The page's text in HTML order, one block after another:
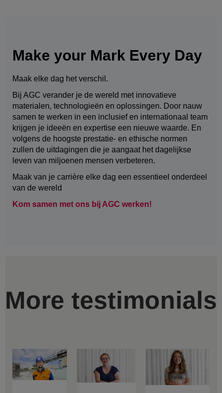
Make your Mark Every Day
Maak elke dag het verschil.
Bij AGC verander je de wereld met innovatieve
materialen, technologieën en oplossingen. Door nauw
samen te werken in een inclusief en internationaal team
krijgen je ideeën en expertise een nieuwe waarde. En
volgens de hoogste prestatie- en ethische normen
zullen de uitdagingen die je aangaat het dagelijkse
leven van miljoenen mensen verbeteren.
Maak van je carrière elke dag een essentieel onderdeel
van de wereld
Kom samen met ons bij AGC werken!
More testimonials